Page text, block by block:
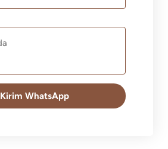
Kirim WhatsApp